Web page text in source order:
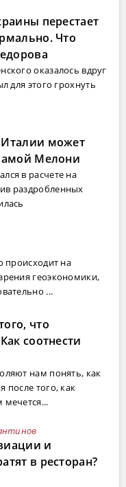
перестает
Что
оказалось вдруг
для этого грохнуть
может
Мелони
в расчете на
раздробленных
происходит на
геоэкономики,
...
что
соотнести
нам понять, как
после того, как
и
в ресторан?